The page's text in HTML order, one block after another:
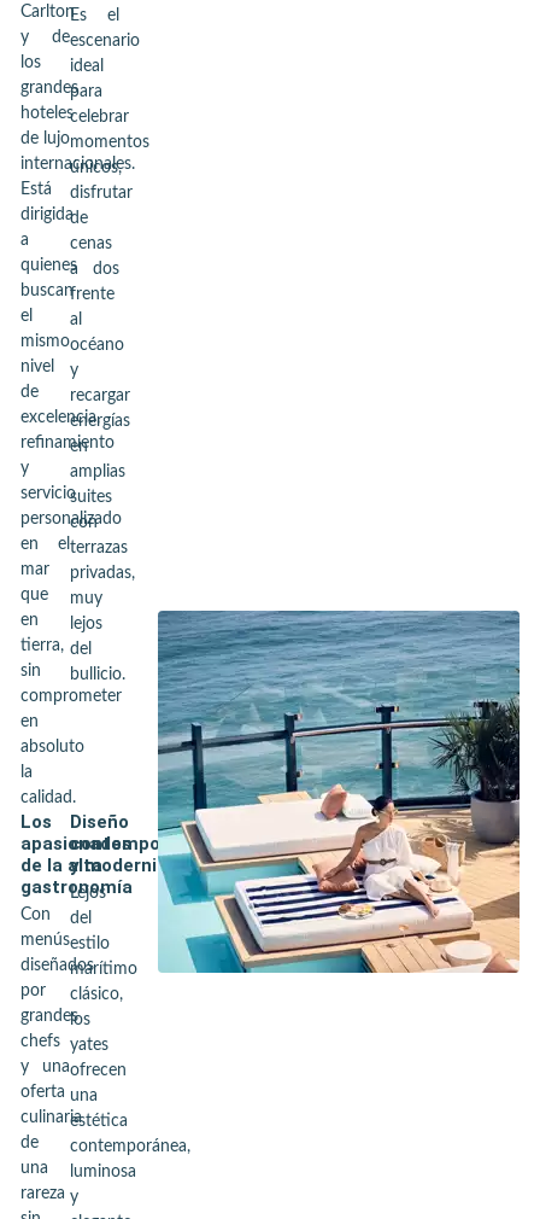
Carlton
y de
los
grandes
hoteles
de lujo
internacionales.
Está
dirigida
a
quienes
buscan
el
mismo
nivel
de
excelencia,
refinamiento
y
servicio
personalizado
en el
mar
que
en
tierra,
sin
comprometer
en
absoluto
la
calidad.
Es el
escenario
ideal
para
celebrar
momentos
únicos,
disfrutar
de
cenas
a dos
frente
al
océano
y
recargar
energías
en
amplias
suites
con
terrazas
privadas,
muy
lejos
del
bullicio.
Los
apasionados
de la alta
gastronomía
Con
menús
diseñados
por
grandes
chefs
y una
oferta
culinaria
de
una
rareza
Diseño
contemporáneo
y modernidad
Lejos
del
estilo
marítimo
clásico,
los
yates
ofrecen
una
estética
contemporánea,
luminosa
y